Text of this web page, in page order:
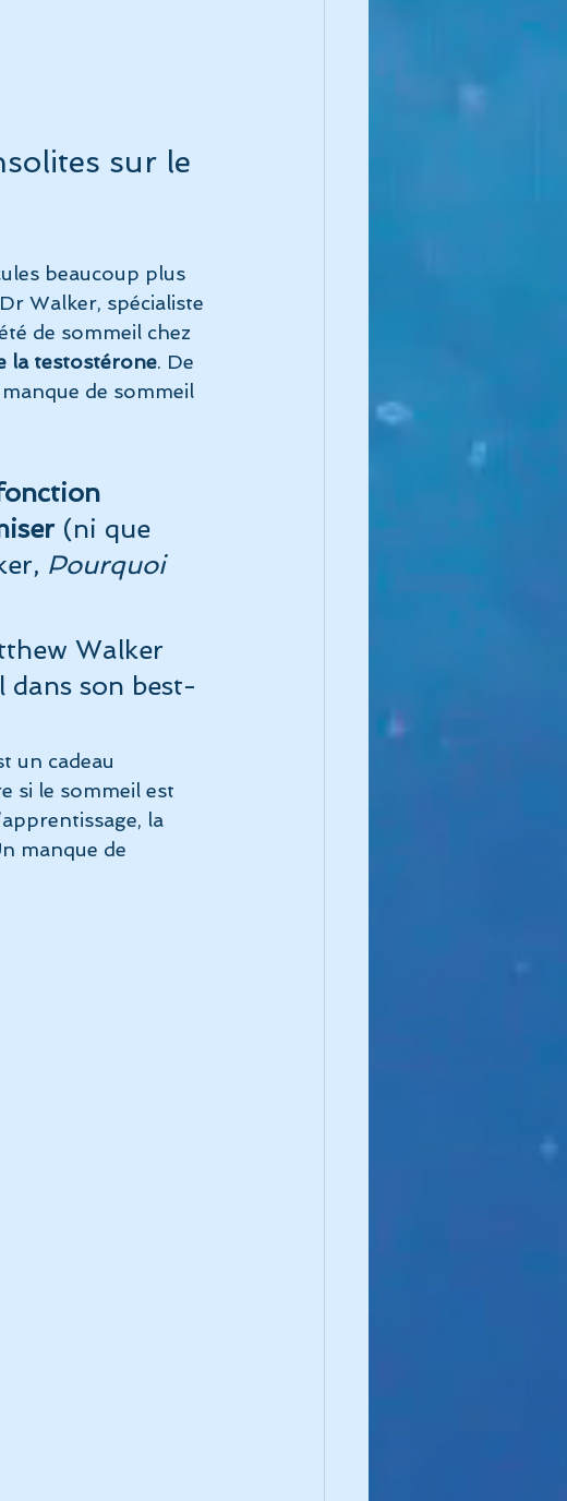
sur le
beaucoup plus
Walker, spécialiste
de sommeil chez
la testostérone. De
manque de sommeil
(ni que
Pourquoi
Walker
dans son best-
un cadeau
si le sommeil est
la
manque de